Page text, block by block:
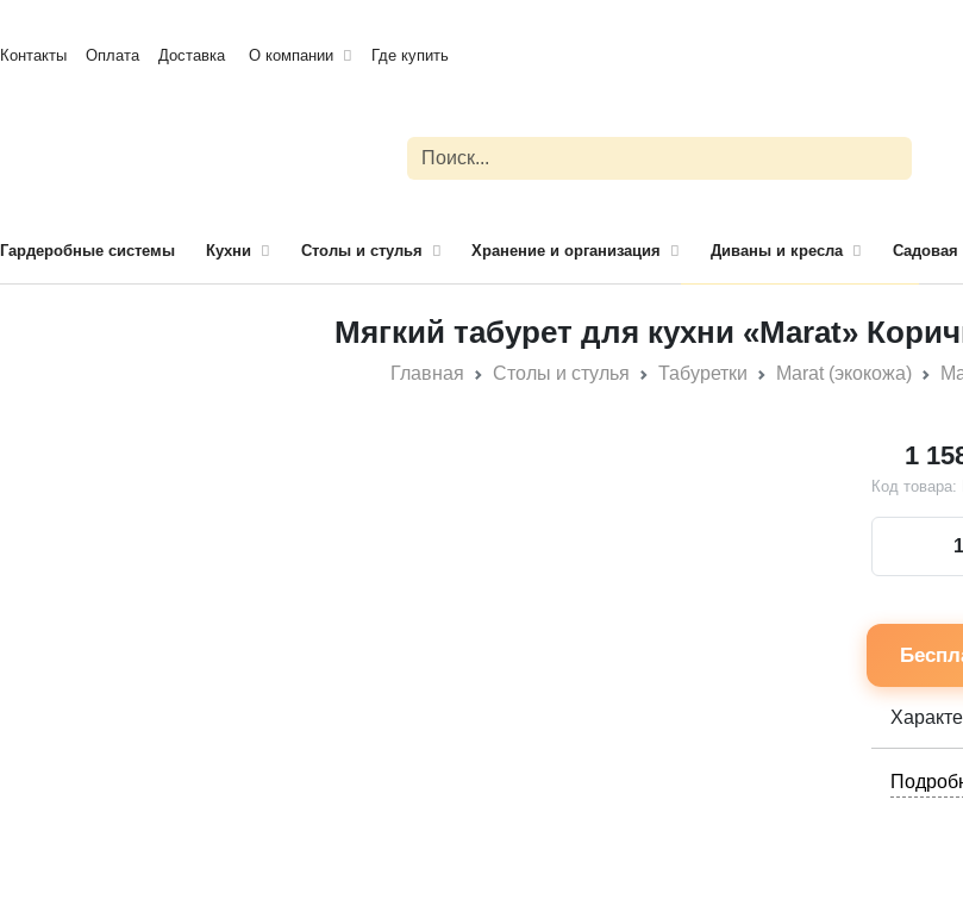
Контакты Оплата Доставка О компании Где купить
Гардеробные системы Кухни Столы и стулья Хранение и организация Диваны и кресла Садовая
Мягкий табурет для кухни «Marat»
Главная Столы и стулья Табуретки Marat (экокожа)
1
Код